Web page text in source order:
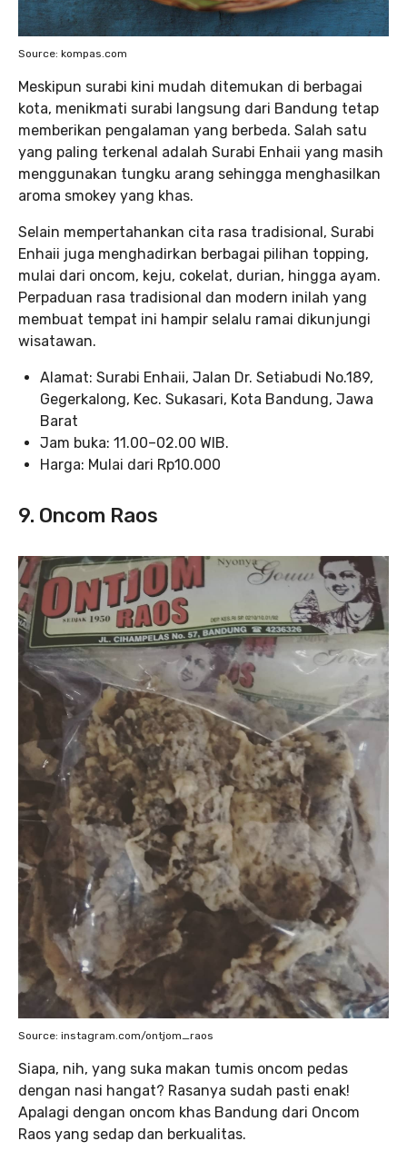
Source: kompas.com
Meskipun surabi kini mudah ditemukan di berbagai
kota, menikmati surabi langsung dari Bandung tetap
memberikan pengalaman yang berbeda. Salah satu
yang paling terkenal adalah Surabi Enhaii yang masih
menggunakan tungku arang sehingga menghasilkan
aroma smokey yang khas.
Selain mempertahankan cita rasa tradisional, Surabi
Enhaii juga menghadirkan berbagai pilihan topping,
mulai dari oncom, keju, cokelat, durian, hingga ayam.
Perpaduan rasa tradisional dan modern inilah yang
membuat tempat ini hampir selalu ramai dikunjungi
wisatawan.
Alamat: Surabi Enhaii, Jalan Dr. Setiabudi No.189,
Gegerkalong, Kec. Sukasari, Kota Bandung, Jawa
Barat
Jam buka: 11.00–02.00 WIB.
Harga: Mulai dari Rp10.000
9. Oncom Raos
Source: instagram.com/ontjom_raos
Siapa, nih, yang suka makan tumis oncom pedas
dengan nasi hangat? Rasanya sudah pasti enak!
Apalagi dengan oncom khas Bandung dari Oncom
Raos yang sedap dan berkualitas.